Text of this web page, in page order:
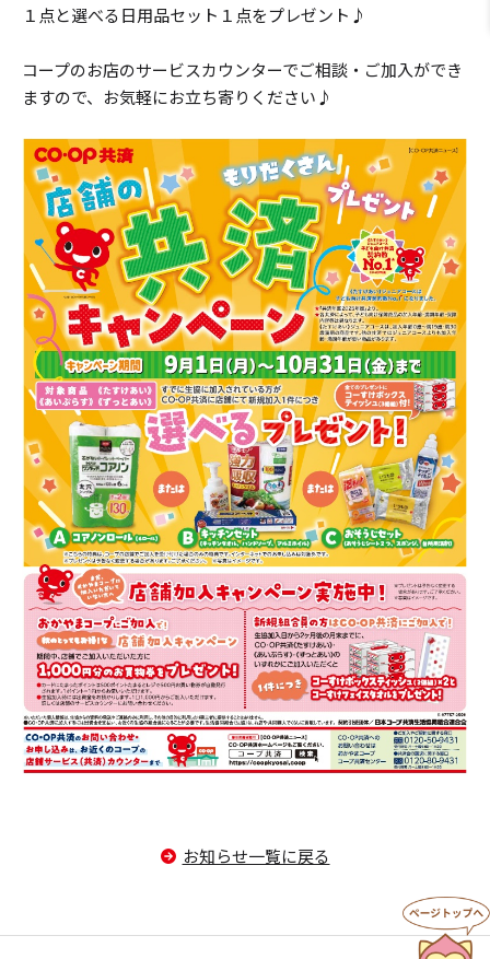
１点と選べる日用品セット１点をプレゼント♪
コープのお店のサービスカウンターでご相談・ご加入ができ
ますので、お気軽にお立ち寄りください♪
お知らせ一覧に戻る